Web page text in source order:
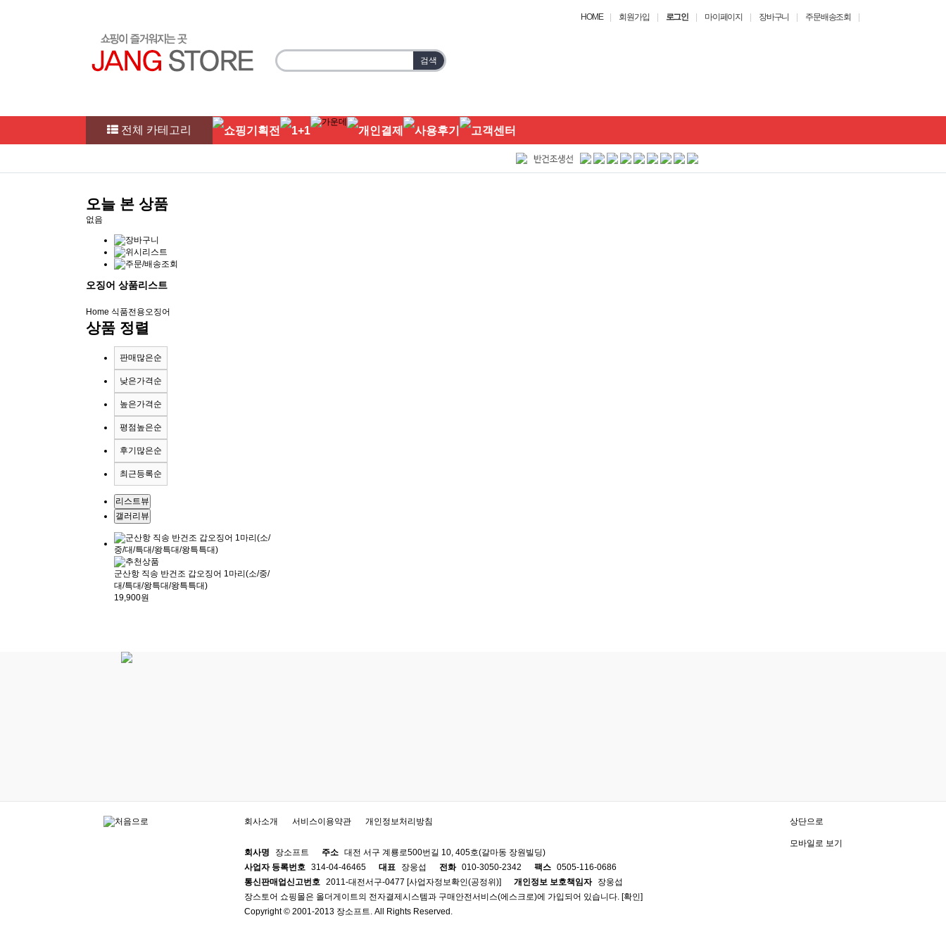
HOME 회원가입 로그인 마이페이지 장바구니 주문배송조회
전체 카테고리
오늘 본 상품
없음
오징어 상품리스트
Home 식품전용오징어
상품 정렬
판매많은순
낮은가격순
높은가격순
평점높은순
후기많은순
최근등록순
리스트뷰
갤러리뷰
군산항 직송 반건조 갑오징어 1마리(소/중/
대/특대/왕특대/왕특특대)
19,900원
회사소개 서비스이용약관 개인정보처리방침
회사명 장소프트 주소 대전 서구 계룡로500번길 10, 405호(갈마동 장원빌딩)
사업자 등록번호 314-04-46465 대표 장웅섭 전화 010-3050-2342 팩스 0505-116-0686
통신판매업신고번호 2011-대전서구-0477 [사업자정보확인(공정위)] 개인정보 보호책임자
장웅섭
장스토어 쇼핑몰은 올더게이트의 전자결제시스템과 구매안전서비스(에스크로)에 가입되어 있습니다. [확인]
Copyright © 2001-2013 장소프트. All Rights Reserved.
상단으로
모바일로 보기